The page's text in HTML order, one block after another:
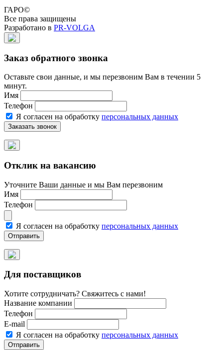
ГАРО©
Все права защищены
Разработано в PR-VOLGA
Заказ обратного звонка
Оставьте свои данные, и мы перезвоним Вам в течении 5
минут.
Имя
Телефон
Я согласен на обработку персональных данных
Отклик на вакансию
Уточните Ваши данные и мы Вам перезвоним
Имя
Телефон
Я согласен на обработку персональных данных
Для поставщиков
Хотите сотрудничать? Свяжитесь с нами!
Название компании
Телефон
E-mail
Я согласен на обработку персональных данных